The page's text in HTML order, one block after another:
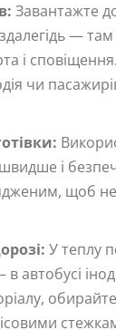
Завантажте
—
і
чи
і
щоб не
У теплу
автобусі